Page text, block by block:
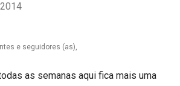
e seguidores (as),
as semanas aqui fica mais uma